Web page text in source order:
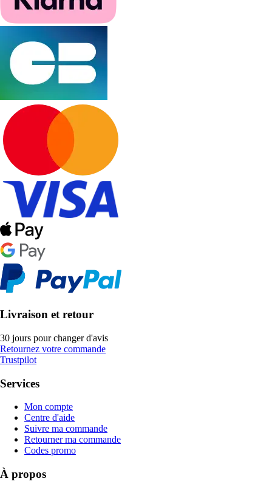
Livraison et retour
30 jours pour changer d'avis
Retournez votre commande
Trustpilot
Services
Mon compte
Centre d'aide
Suivre ma commande
Retourner ma commande
Codes promo
À propos